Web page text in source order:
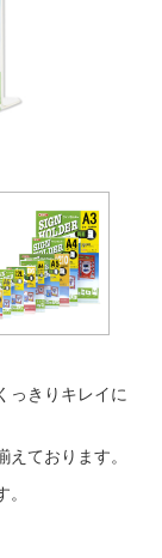
っきりキレイに
ております。